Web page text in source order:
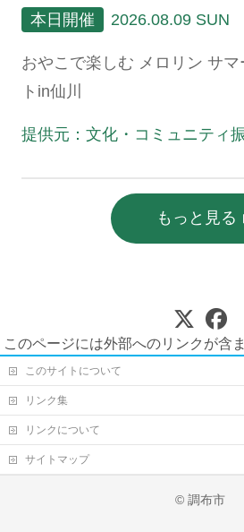
本日開催 2026.08.09 SUN
おやこで楽しむ メロリン サマ
トin仙川
提供元：文化・コミュニティ
もっと見る
このページには外部へのリンクが含
このサイトについて
リンク集
リンクについて
サイトマップ
© 調布市